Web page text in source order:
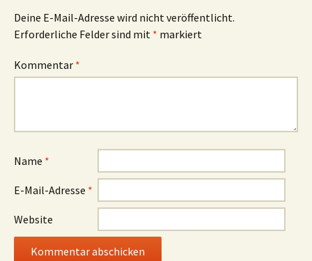
Deine E-Mail-Adresse wird nicht veröffentlicht.
Erforderliche Felder sind mit * markiert
Kommentar *
Name *
E-Mail-Adresse *
Website